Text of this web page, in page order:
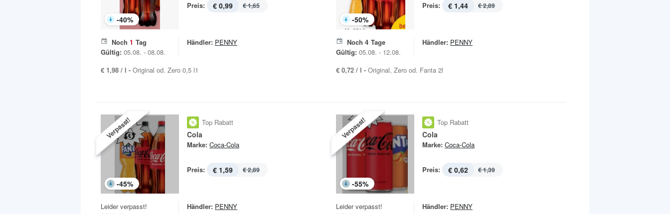
-40%
Preis: € 0,99 € 1,65
Noch 1 Tag
Gültig: 05.08. - 08.08.
Händler: PENNY
€ 1,98 / l - Original od. Zero 0,5 l1
-50%
Preis: € 1,44 € 2,89
Noch 4 Tage
Gültig: 05.08. - 12.08.
Händler: PENNY
€ 0,72 / l - Original, Zero od. Fanta 2l
Verpasst!
-45%
Top Rabatt
Cola
Marke: Coca-Cola
Preis: € 1,59 € 2,89
Leider verpasst!
Händler: PENNY
Verpasst!
-55%
Top Rabatt
Cola
Marke: Coca-Cola
Preis: € 0,62 € 1,39
Leider verpasst!
Händler: PENNY